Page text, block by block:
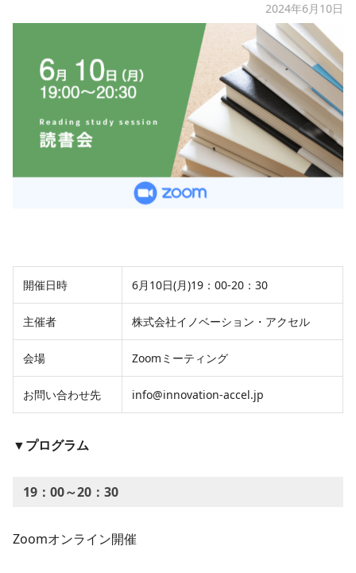
2024年6月10日
開催日時 6月10日(月)19：00-20：30
主催者 株式会社イノベーション・アクセル
会場 Zoomミーティング
お問い合わせ先 info@innovation-accel.jp
▼プログラム
19：00～20：30
Zoomオンライン開催